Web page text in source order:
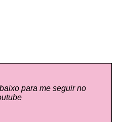
para me seguir no